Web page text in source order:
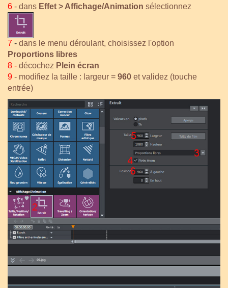
6 - dans Effet > Affichage/Animation sélectionnez
7 - dans le menu déroulant, choisissez l'option
Proportions libres
8 - décochez Plein écran
9 - modifiez la taille : largeur = 960 et validez (touche
entrée)